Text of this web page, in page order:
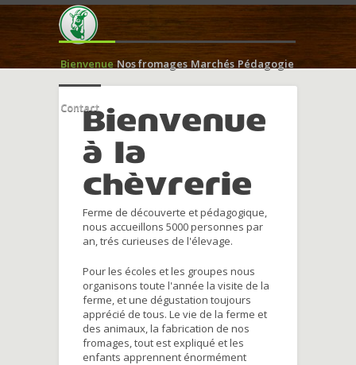
Bienvenue Nos fromages Marchés Pédagogie
ContactBienvenue
à la
chèvrerie
Ferme de découverte et pédagogique,
nous accueillons 5000 personnes par
an, trés curieuses de l'élevage.
Pour les écoles et les groupes nous
organisons toute l'année la visite de la
ferme, et une dégustation toujours
apprécié de tous. Le vie de la ferme et
des animaux, la fabrication de nos
fromages, tout est expliqué et les
enfants apprennent énormément